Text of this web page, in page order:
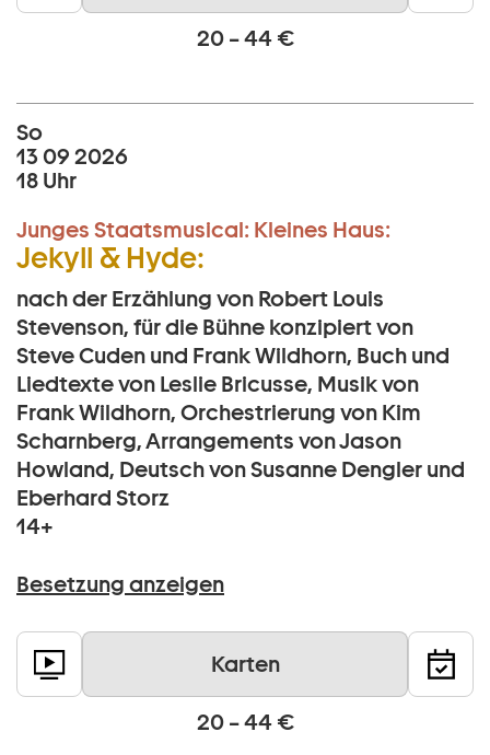
20 – 44 €
So
13 09 2026
18 Uhr
Junges Staatsmusical: Kleines Haus:
Jekyll & Hyde:
nach der Erzählung von Robert Louis
Stevenson, für die Bühne konzipiert von
Steve Cuden und Frank Wildhorn, Buch und
Liedtexte von Leslie Bricusse, Musik von
Frank Wildhorn, Orchestrierung von Kim
Scharnberg, Arrangements von Jason
Howland, Deutsch von Susanne Dengler und
Eberhard Storz
14+
Besetzung anzeigen
Karten
20 – 44 €